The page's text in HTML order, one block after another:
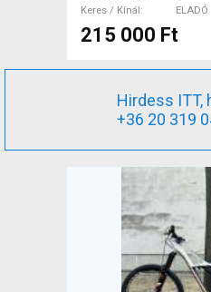
Keres / Kínál
ELADÓ
215 000 Ft
Hirdess ITT,
+36 20 319